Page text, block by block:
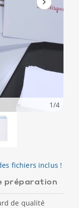
1/4
fichiers inclus !
préparation
de qualité